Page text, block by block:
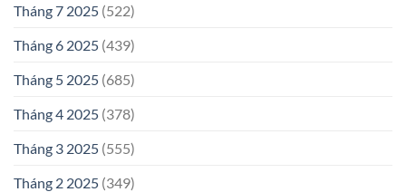
Tháng 7 2025 (522)
Tháng 6 2025 (439)
Tháng 5 2025 (685)
Tháng 4 2025 (378)
Tháng 3 2025 (555)
Tháng 2 2025 (349)